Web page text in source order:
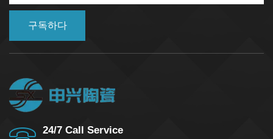
구독하다
24/7 Call Service